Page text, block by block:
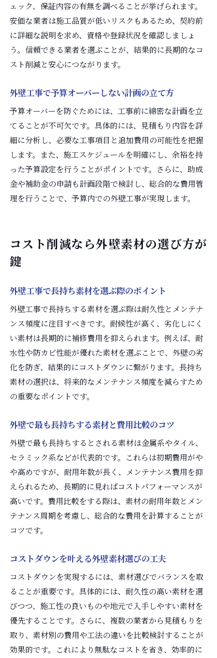
ェック、保証内容の有無を調べることが挙げられます。
安価な業者は施工品質が低いリスクもあるため、契約前
に詳細な説明を求め、資格や登録状況を確認しましょ
う。信頼できる業者を選ぶことが、結果的に長期的なコ
スト削減と安心につながります。
外壁工事で予算オーバーしない計画の立て方
予算オーバーを防ぐためには、工事前に綿密な計画を立
てることが不可欠です。具体的には、見積もり内容を詳
細に分析し、必要な工事項目と追加費用の可能性を把握
します。また、施工スケジュールを明確にし、余裕を持
った予算設定を行うことがポイントです。さらに、助成
金や補助金の申請も計画段階で検討し、総合的な費用管
理を行うことで、予算内での外壁工事が実現します。
コスト削減なら外壁素材の選び方が
鍵
外壁工事で長持ち素材を選ぶ際のポイント
外壁工事で長持ちする素材を選ぶ際は耐久性とメンテナ
ンス頻度に注目すべきです。耐候性が高く、劣化しにく
い素材は長期的に補修費用を抑えられます。例えば、耐
水性や防カビ性能が優れた素材を選ぶことで、外壁の劣
化を防ぎ、結果的にコストダウンに繋がります。長持ち
素材の選択は、将来的なメンテナンス頻度を減らすため
の重要なポイントです。
外壁で最も長持ちする素材と費用比較のコツ
外壁で最も長持ちするとされる素材は金属系やタイル、
セラミック系などが代表的です。これらは初期費用がや
や高めですが、耐用年数が長く、メンテナンス費用を抑
えられるため、長期的に見ればコストパフォーマンスが
高いです。費用比較をする際は、素材の耐用年数とメン
テナンス周期を考慮し、総合的な費用を計算することが
コツです。
コストダウンを叶える外壁素材選びの工夫
コストダウンを実現するには、素材選びでバランスを取
ることが重要です。具体的には、耐久性の高い素材を選
びつつ、施工性の良いものや地元で入手しやすい素材を
優先することです。さらに、複数の業者から見積もりを
取り、素材別の費用や工法の違いを比較検討することが
効果的です。これにより無駄なコストを省き、効率的に